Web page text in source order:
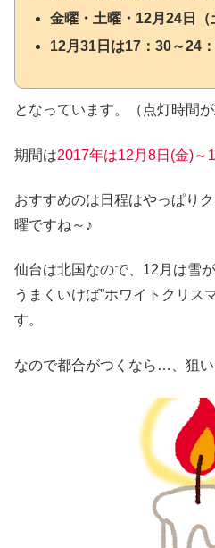
金曜・土曜・12月24日
12月31日は17：30～24
となっています。（点灯時間が
期間は2017年は12月8日(金)～
おすすめのは日程はやっぱり
曜ですね～♪
仙台は北国なので、12月は雪が
うまくいけば”ホワイトクリス
す。
なので都合がつくなら…、狙い